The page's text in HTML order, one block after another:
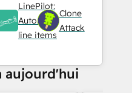
LinePilot:
Automate
line items
Clone
Attack